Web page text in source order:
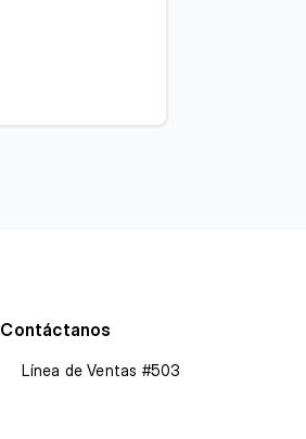
Contáctanos
Línea de Ventas #503